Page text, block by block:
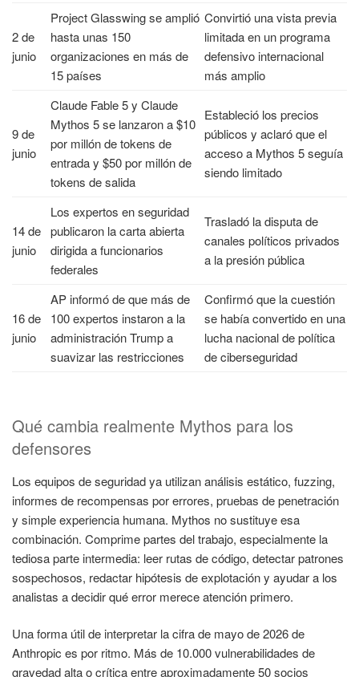
2 de
junio
Project Glasswing se amplió
hasta unas 150
organizaciones en más de
15 países
Convirtió una vista previa
limitada en un programa
defensivo internacional
más amplio
9 de
junio
Claude Fable 5 y Claude
Mythos 5 se lanzaron a $10
por millón de tokens de
entrada y $50 por millón de
tokens de salida
Estableció los precios
públicos y aclaró que el
acceso a Mythos 5 seguía
siendo limitado
14 de
junio
Los expertos en seguridad
publicaron la carta abierta
dirigida a funcionarios
federales
Trasladó la disputa de
canales políticos privados
a la presión pública
16 de
junio
AP informó de que más de
100 expertos instaron a la
administración Trump a
suavizar las restricciones
Confirmó que la cuestión
se había convertido en una
lucha nacional de política
de ciberseguridad
Qué cambia realmente Mythos para los
defensores
Los equipos de seguridad ya utilizan análisis estático, fuzzing,
informes de recompensas por errores, pruebas de penetración
y simple experiencia humana. Mythos no sustituye esa
combinación. Comprime partes del trabajo, especialmente la
tediosa parte intermedia: leer rutas de código, detectar patrones
sospechosos, redactar hipótesis de explotación y ayudar a los
analistas a decidir qué error merece atención primero.
Una forma útil de interpretar la cifra de mayo de 2026 de
Anthropic es por ritmo. Más de 10.000 vulnerabilidades de
gravedad alta o crítica entre aproximadamente 50 socios